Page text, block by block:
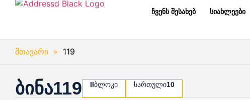
ჩვენს შესახებ სიახლეები
მთავარი » 119
ბინა119 IIბლოკი სართული10